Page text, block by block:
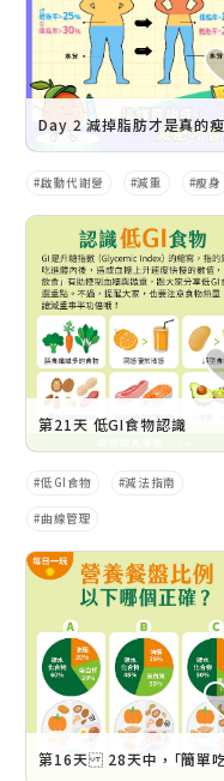
啟動代謝營 減重 瘦身
第21天 低GI食物認識
低GI食物 減法指南
曲線管理